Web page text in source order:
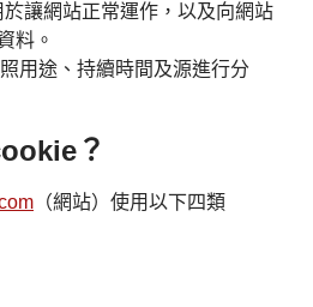
讓網站正常運作，以及向網站
料。
用途、持續時間及源進行分
？
（網站）使用以下四類